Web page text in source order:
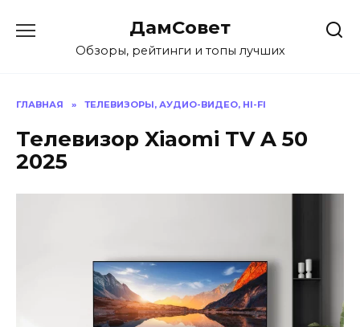
содержанию
ДамСовет
Обзоры, рейтинги и топы лучших
ГЛАВНАЯ » ТЕЛЕВИЗОРЫ, АУДИО-ВИДЕО, HI-FI
Телевизор Xiaomi TV A 50
2025